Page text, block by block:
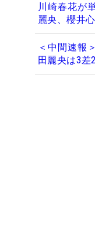
川崎春花が
麗央、櫻井
＜中間速報
田麗央は3差